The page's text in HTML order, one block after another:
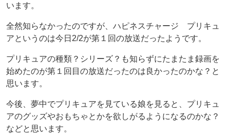
います。
全然知らなかったのですが、ハピネスチャージ プリキュ
アというのは今日2/2が第１回の放送だったようです。
プリキュアの種類？シリーズ？も知らずにたまたま録画を
始めたのが第１回目の放送だったのは良かったのかな？と
思います。
今後、夢中でプリキュアを見ている娘を見ると、プリキュ
アのグッズやおもちゃとかを欲しがるようになるのかな？
などと思います。